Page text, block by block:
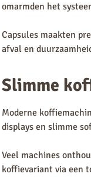
omarmden het
Capsules maakten
afval en
Slimme
Moderne
displays en slimme
Veel machines
koffievariant via een